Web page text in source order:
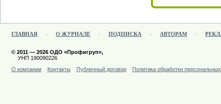
ГЛАВНАЯ О ЖУРНАЛЕ ПОДПИСКА АВТОРАМ
© 2011 — 2026 ОДО «Профигруп»,
УНП 190090226
О компании
Контакты Публичный договор Политика обработки